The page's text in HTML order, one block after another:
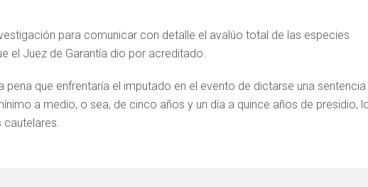
para comunicar con detalle el avalúo total de las especies
el Juez de Garantía dio por acreditado.
que enfrentaría el imputado en el evento de dictarse una sentencia
a medio, o sea, de cinco años y un día a quince años de presidio,
cautelares.